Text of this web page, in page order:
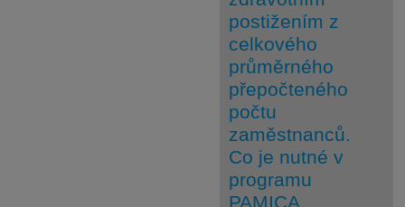
postižením z
celkového
průměrného
přepočteného
počtu
zaměstnanců.
Co je nutné v
programu
PAMICA